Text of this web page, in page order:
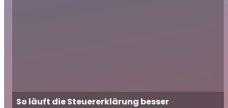
So läuft die Steuererklärung besser